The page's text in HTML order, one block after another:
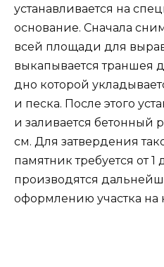
устанавливается на
основание. Сначала
всей площади для
выкапывается траншея
дно которой
и песка. После этого
и заливается бетонный
см. Для затвердения
памятник требуется от
производятся
оформлению участка на